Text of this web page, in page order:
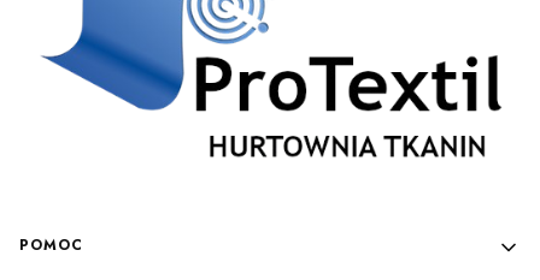
Linki w stopce
POMOC